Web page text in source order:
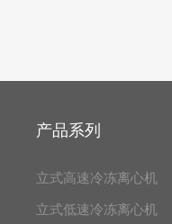
产品系列
立式高速冷冻离心机
立式低速冷冻离心机